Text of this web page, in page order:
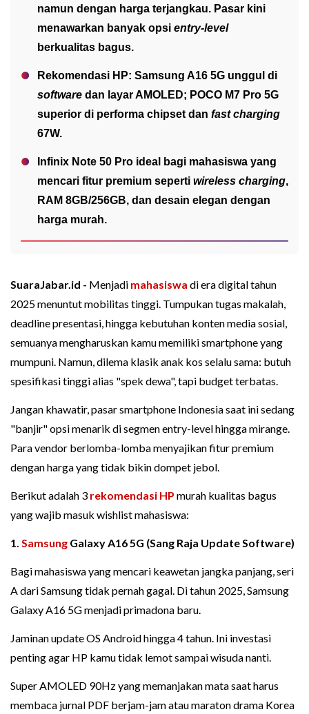
namun dengan harga terjangkau. Pasar kini
menawarkan banyak opsi entry-level
berkualitas bagus.
Rekomendasi HP: Samsung A16 5G unggul di
software dan layar AMOLED; POCO M7 Pro 5G
superior di performa chipset dan fast charging
67W.
Infinix Note 50 Pro ideal bagi mahasiswa yang
mencari fitur premium seperti wireless charging,
RAM 8GB/256GB, dan desain elegan dengan
harga murah.
SuaraJabar.id - Menjadi mahasiswa di era digital tahun
2025 menuntut mobilitas tinggi. Tumpukan tugas makalah,
deadline presentasi, hingga kebutuhan konten media sosial,
semuanya mengharuskan kamu memiliki smartphone yang
mumpuni. Namun, dilema klasik anak kos selalu sama: butuh
spesifikasi tinggi alias "spek dewa", tapi budget terbatas.
Jangan khawatir, pasar smartphone Indonesia saat ini sedang
"banjir" opsi menarik di segmen entry-level hingga mirange.
Para vendor berlomba-lomba menyajikan fitur premium
dengan harga yang tidak bikin dompet jebol.
Berikut adalah 3 rekomendasi HP murah kualitas bagus
yang wajib masuk wishlist mahasiswa:
1. Samsung Galaxy A16 5G (Sang Raja Update Software)
Bagi mahasiswa yang mencari keawetan jangka panjang, seri
A dari Samsung tidak pernah gagal. Di tahun 2025, Samsung
Galaxy A16 5G menjadi primadona baru.
Jaminan update OS Android hingga 4 tahun. Ini investasi
penting agar HP kamu tidak lemot sampai wisuda nanti.
Super AMOLED 90Hz yang memanjakan mata saat harus
membaca jurnal PDF berjam-jam atau maraton drama Korea